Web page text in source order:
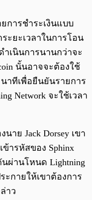
ยการชำระเงินแบบ
ยะเวลาในการโอน
ำเนินการนานกว่าจะ
นั้นอาจจะต้องใช้
าทีเพื่อยืนยันรายการ
Network จะใช้เวลา
าย Jack Dorsey เขา
ารหัสของ Sphinx
ผ่านโหนด Lightning
ะกายให้เขาต้องการ
าว